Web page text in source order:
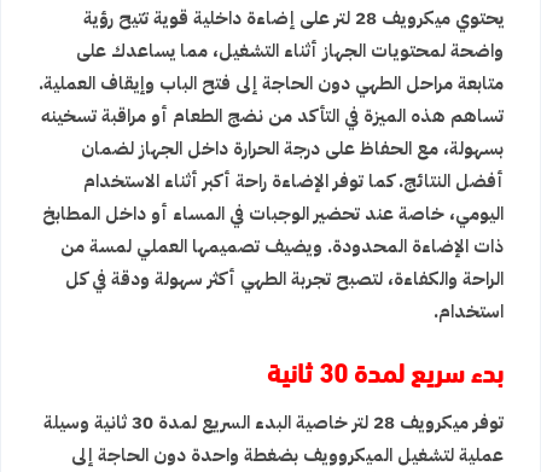
يحتوي ميكرويف 28 لتر على إضاءة داخلية قوية تتيح رؤية
واضحة لمحتويات الجهاز أثناء التشغيل، مما يساعدك على
متابعة مراحل الطهي دون الحاجة إلى فتح الباب وإيقاف العملية.
تساهم هذه الميزة في التأكد من نضج الطعام أو مراقبة تسخينه
بسهولة، مع الحفاظ على درجة الحرارة داخل الجهاز لضمان
أفضل النتائج. كما توفر الإضاءة راحة أكبر أثناء الاستخدام
اليومي، خاصة عند تحضير الوجبات في المساء أو داخل المطابخ
ذات الإضاءة المحدودة. ويضيف تصميمها العملي لمسة من
الراحة والكفاءة، لتصبح تجربة الطهي أكثر سهولة ودقة في كل
استخدام.
بدء سريع لمدة 30 ثانية
توفر ميكرويف 28 لتر خاصية البدء السريع لمدة 30 ثانية وسيلة
عملية لتشغيل الميكروويف بضغطة واحدة دون الحاجة إلى